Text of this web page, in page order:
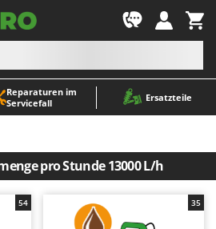
Reparaturen im
Servicefall
Ersatzteile
- Traubenmühlen
pro Stunde 13000 L/h
54 35